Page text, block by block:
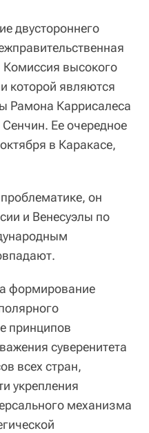
двустороннего
Комиссия высокого
которой являются
Рамона Каррисалеса
Ее очередное
в Каракасе,
он
и Венесуэлы по
формирование
принципов
суверенитета
всех стран,
укрепления
механизма